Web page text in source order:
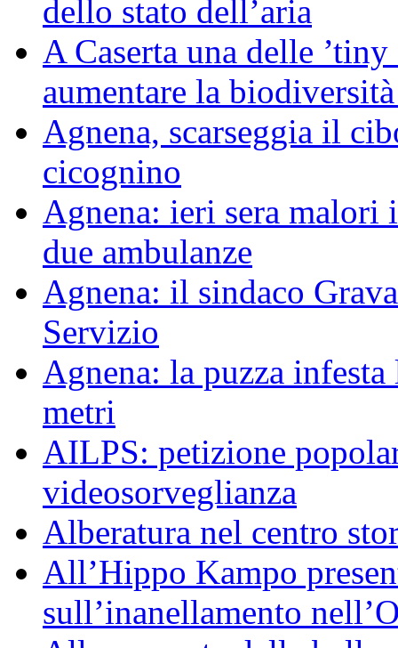
dello stato dell’aria
A Caserta una delle
aumentare la
Agnena, scarseggia il
cicognino
Agnena: ieri sera malori
due ambulanze
Agnena: il sindaco
Servizio
Agnena: la puzza
metri
AILPS: petizione
videosorveglianza
Alberatura nel centro
All’Hippo Kampo
sull’inanellamento